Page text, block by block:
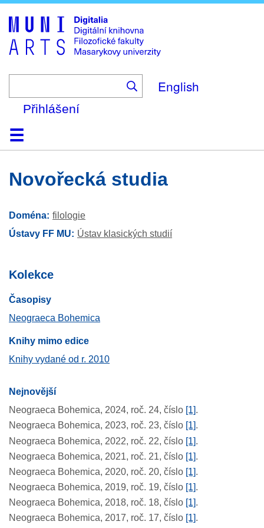
to
main
content
English
Přihlášení
DomůKolekce
Prohlížení
Vyhledávání
O platformě
Nápověda
KontaktDigitalia
novořecká studia
Doména filologie
Ústavy FF MU
Ústav klasických studií
Kolekce
Časopisy
Neograeca Bohemica
Knihy mimo edice
Knihy vydané od r. 2010
Nejnovější
Neograeca Bohemica, 2024, roč. 24, číslo [1].
Neograeca Bohemica, 2023, roč. 23, číslo [1].
Neograeca Bohemica, 2022, roč. 22, číslo [1].
Neograeca Bohemica, 2021, roč. 21, číslo [1].
Neograeca Bohemica, 2020, roč. 20, číslo [1].
Neograeca Bohemica, 2019, roč. 19, číslo [1].
Neograeca Bohemica, 2018, roč. 18, číslo [1].
Neograeca Bohemica, 2017, roč. 17, číslo [1] .